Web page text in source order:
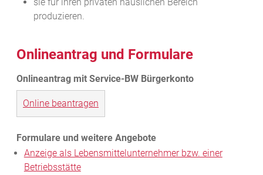
sie für ihren privaten häuslichen Bereich
produzieren.
Onlineantrag und Formulare
Online beantragen
Anzeige als Lebensmittelunternehmer bzw. einer
Betriebsstätte